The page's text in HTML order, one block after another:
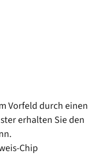
Vorfeld durch einen
erhalten Sie den
Chip